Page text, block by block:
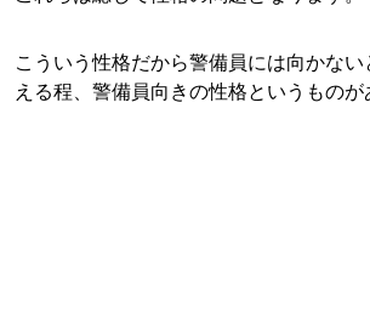
こういう性格だから警備員には向かない
える程、警備員向きの性格というものが